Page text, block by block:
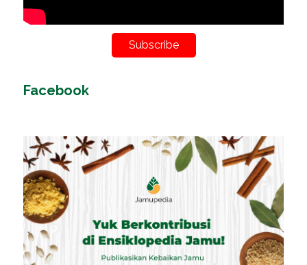
Subscribe
Facebook